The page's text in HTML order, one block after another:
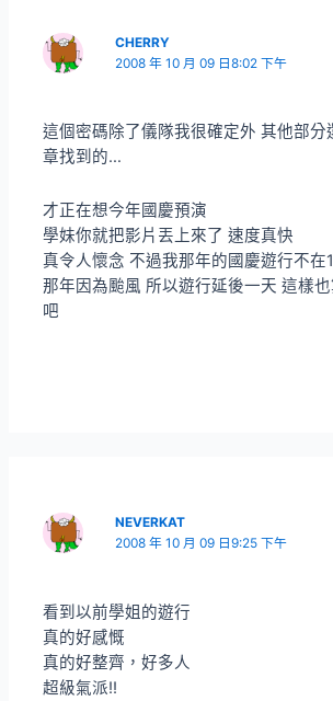
CHERRY
2008 年 10 月 09 日8:02 下午
這個密碼除了儀隊我很確定外 其他部分
章找到的…
才正在想今年國慶預演
學妹你就把影片丟上來了 速度真快
真令人懷念 不過我那年的國慶遊行不在
那年因為颱風 所以遊行延後一天 這樣
吧
NEVERKAT
2008 年 10 月 09 日9:25 下午
看到以前學姐的遊行
真的好感慨
真的好整齊，好多人
超級氣派!!